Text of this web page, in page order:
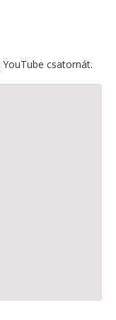
YouTube csatornát.